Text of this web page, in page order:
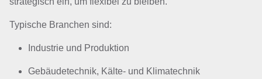
Typische Branchen sind:
Industrie und Produktion
Gebäudetechnik, Kälte- und Klimatechnik